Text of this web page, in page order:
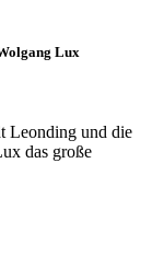
Lux
Leonding und die
das große